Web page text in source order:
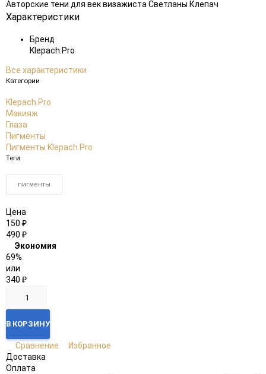
​​Авторские тени для век визажиста Светланы Клепач​
Характеристики
Бренд
Klepach.Pro
Все характеристики
Категории
Klepach.Pro
Макияж
Глаза
Пигменты
Пигменты Klepach Pro
Теги
пигменты
Цена
150 ₽
490 ₽
Экономия
69%
или
340 ₽
В КОРЗИНУ
Сравнение
Избранное
Доставка
Оплата